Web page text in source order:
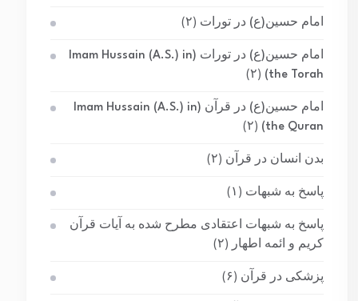
امام حسین(ع) در تورات (۲)
امام حسین(ع) در تورات (Imam Hussain (A.S.) in
the Torah)
(۲)
امام حسین(ع) در قرآن (Imam Hussain (A.S.) in
the Quran)
(۲)
بدن انسان در قرآن (۲)
پاسخ به شبهات (۱)
پاسخ به شبهات اعتقادی مطرح شده به آیات قرآن
کریم و ائمه اطهار (۲)
پزشکی در قرآن (۶)